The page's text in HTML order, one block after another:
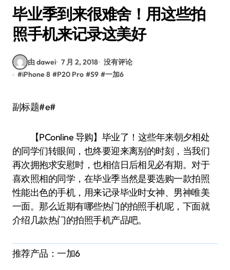
毕业季到来很难舍！用这些拍
照手机来记录这美好
由 dawei 7 月 2, 2018 没有评论
#iPhone 8 #P20 Pro #S9 #一加6
副标题#e#
【PConline 导购】毕业了！这些年来朝夕相处
的同学们转眼间，也终要迎来离别的时刻，当我们
再次拥抱求安慰时，也相信日后相见必有期。对于
喜欢照相的同学，在毕业季当然是要选购一款拍照
性能出色的手机，用来记录毕业时女神、男神唯美
一面。那么近期有哪些热门的拍照手机呢，下面就
介绍几款热门的拍照手机产品吧。
推荐产品：一加6